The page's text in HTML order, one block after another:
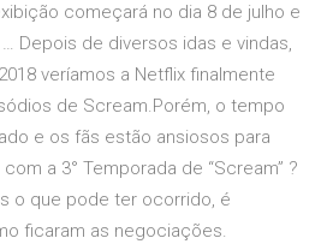
começará no dia 8 de julho e
Depois de diversos idas e vindas,
veríamos a Netflix finalmente
de Scream.Porém, o tempo
e os fãs estão ansiosos para
a 3° Temporada de “Scream” ?
o que pode ter ocorrido, é
ficaram as negociações.